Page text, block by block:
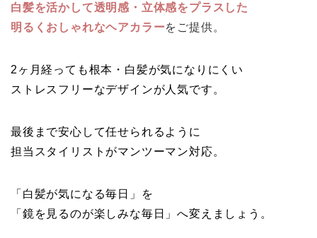
白髪を活かして透明感・立体感をプラスした
明るくおしゃれなヘアカラーをご提供。
2ヶ月経っても根本・白髪が気になりにくい
ストレスフリーなデザインが人気です。
最後まで安心して任せられるように
担当スタイリストがマンツーマン対応。
「白髪が気になる毎日」を
「鏡を見るのが楽しみな毎日」へ変えましょう。